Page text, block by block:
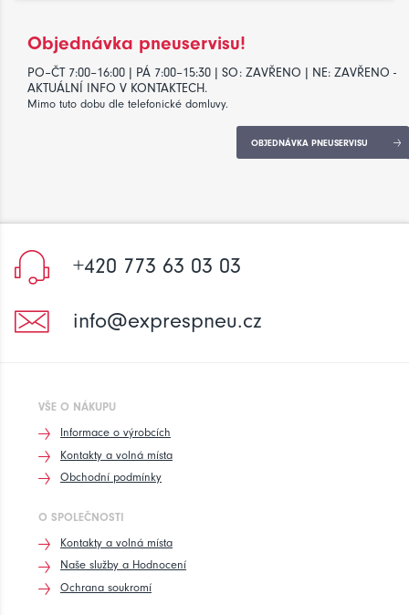
Objednávka pneuservisu!
PO–ČT 7:00–16:00 | PÁ 7:00–15:30 | SO: ZAVŘENO | NE: ZAVŘENO -
AKTUÁLNÍ INFO V KONTAKTECH.
Mimo tuto dobu dle telefonické domluvy.
OBJEDNÁVKA PNEUSERVISU
+420 773 63 03 03
info@exprespneu.cz
VŠE O NÁKUPU
Informace o výrobcích
Kontakty a volná místa
Obchodní podmínky
O SPOLEČNOSTI
Kontakty a volná místa
Naše služby a Hodnocení
Ochrana soukromí